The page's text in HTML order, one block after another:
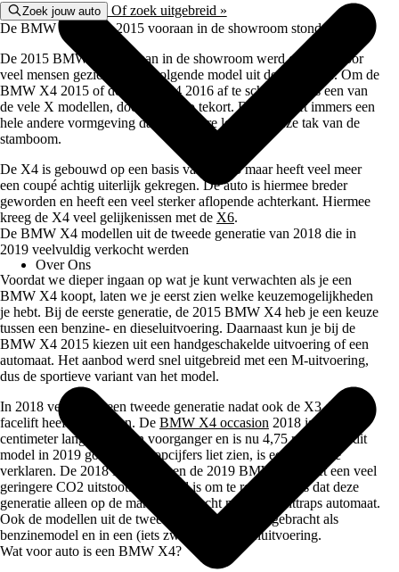
Over Ons
Zoek jouw auto
Of zoek uitgebreid »
De BMW X4 die in 2015 vooraan in de showroom stond
De 2015 BMW X4 vooraan in de showroom werd gezet, is door
veel mensen gezien als het volgende model uit de X-familie. Om de
BMW X4 2015 of de BMW X4 2016 af te schilderen als een van
de vele X modellen, doe je de auto tekort. De X4 heeft immers een
hele andere vormgeving dan de andere leden uit deze tak van de
stamboom.
De X4 is gebouwd op een basis van de X3 maar heeft veel meer
een coupé achtig uiterlijk gekregen. De auto is hiermee breder
geworden en heeft een veel sterker aflopende achterkant. Hiermee
kreeg de X4 veel gelijkenissen met de X6.
De BMW X4 modellen uit de tweede generatie van 2018 die in
2019 veelvuldig verkocht werden
Voordat we dieper ingaan op wat je kunt verwachten als je een
BMW X4 koopt, laten we je eerst zien welke keuzemogelijkheden
je hebt. Bij de eerste generatie, de 2015 BMW X4 heb je een keuze
tussen een benzine- en dieseluitvoering. Daarnaast kun je bij de
BMW X4 2015 kiezen uit een handgeschakelde uitvoering of een
automaat. Het aanbod werd snel uitgebreid met een M-uitvoering,
dus de sportieve variant van het model.
In 2018 verscheen een tweede generatie nadat ook de X3 deze
facelift heeft ondergaan. De BMW X4 occasion 2018 is 8
centimeter langer dan zijn voorganger en is nu 4,75 meter. Dat dit
model in 2019 goede verkoopcijfers liet zien, is eenvoudig te
verklaren. De 2018 BMW X4 en de 2019 BMW X4 heeft een veel
geringere CO2 uitstoot. Wat goed is om te realiseren, is dat deze
generatie alleen op de markt is gebracht met een achttraps automaat.
Ook de modellen uit de tweede generatie zijn uitgebracht als
benzinemodel en in een (iets zwaardere) dieseluitvoering.
Wat voor auto is een BMW X4?